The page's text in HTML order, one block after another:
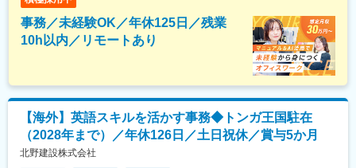
事務／未経験OK／年休125日／残業
10h以内／リモートあり
【海外】英語スキルを活かす事務◆トンガ王国駐在
（2028年まで）／年休126日／土日祝休／賞与5か月
北野建設株式会社